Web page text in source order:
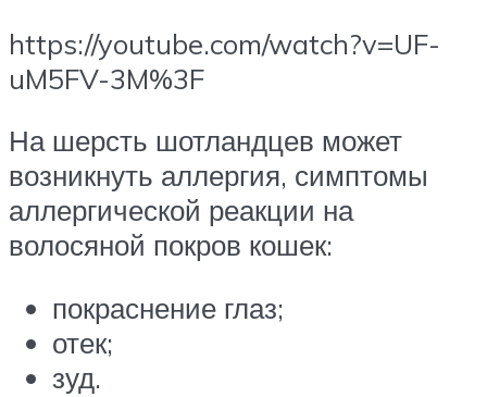
https://youtube.com/watch?v=UF-
uM5FV-3M%3F
На шерсть шотландцев может
возникнуть аллергия, симптомы
аллергической реакции на
волосяной покров кошек:
покраснение глаз;
отек;
зуд.